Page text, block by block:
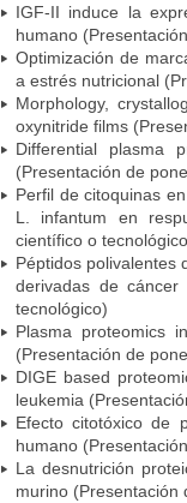
IGF-II induce la
humano
Optimización de
a estrés nutricional
Morphology,
oxynitride films
Differential plasma
(Presentación de
Perfil de citoquinas
L. infantum en
científico o
Péptidos polivalentes
derivadas de
tecnológico)
Plasma proteomics
(Presentación de
DIGE based
leukemia
Efecto citotóxico de
humano
La desnutrición
murino (Presentación